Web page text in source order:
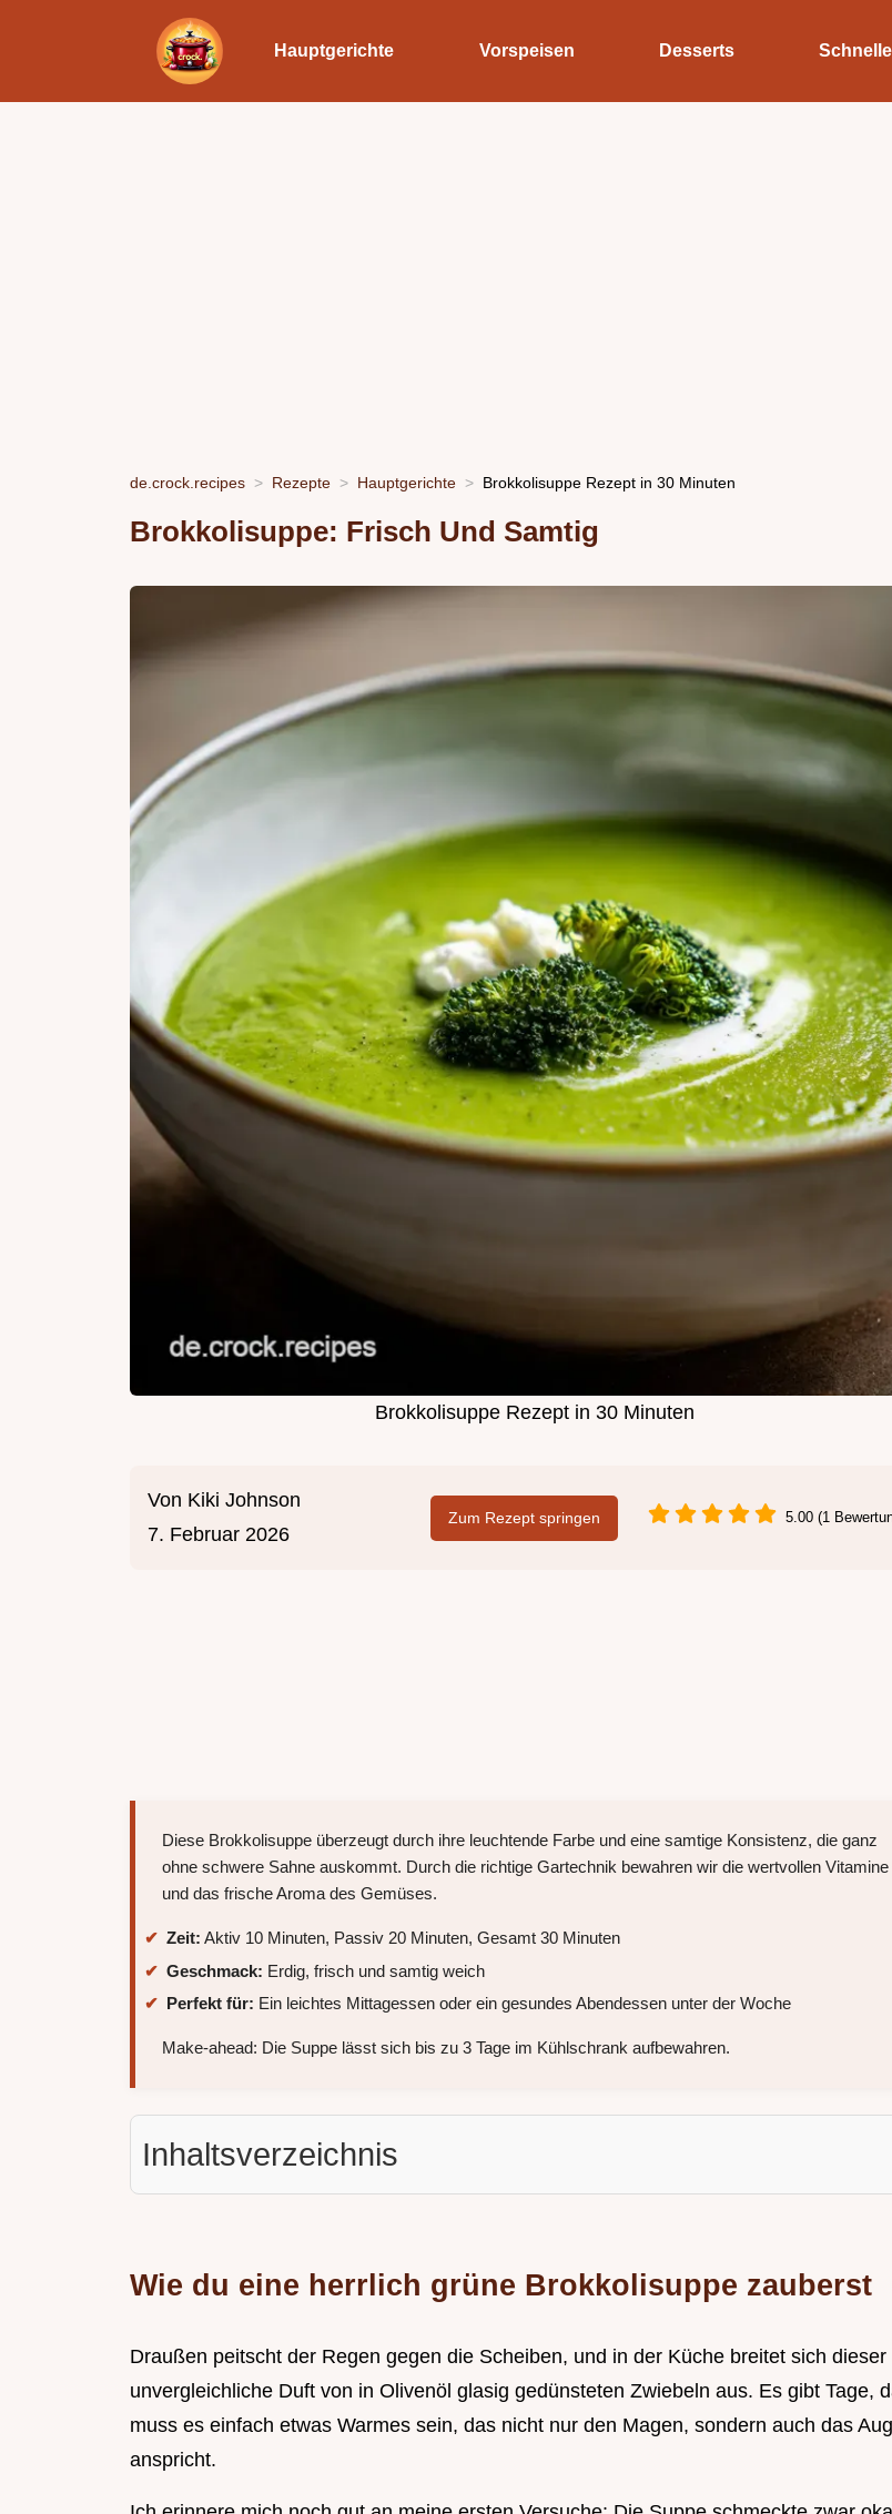
Hauptgerichte Vorspeisen Desserts
de.crock.recipes Rezepte Hauptgerichte Brokkolisuppe Rezept in 30 Minuten
Brokkolisuppe: Frisch Und Samtig
Brokkolisuppe Rezept in 30 Minuten
Von Kiki Johnson
7. Februar 2026
Zum Rezept springen 5.00 (1
Diese Brokkolisuppe überzeugt durch ihre leuchtende Farbe und eine samtige Konsistenz, die ganz
ohne schwere Sahne auskommt. Durch die richtige Gartechnik bewahren wir die wertvollen Vitamine
und das frische Aroma des Gemüses.
Zeit: Aktiv 10 Minuten, Passiv 20 Minuten, Gesamt 30 Minuten
Geschmack: Erdig, frisch und samtig weich
Perfekt für: Ein leichtes Mittagessen oder ein gesundes Abendessen unter der Woche
Make-ahead: Die Suppe lässt sich bis zu 3 Tage im Kühlschrank aufbewahren.
Inhaltsverzeichnis
Wie du eine herrlich grüne Brokkolisuppe zauberst
Draußen peitscht der Regen gegen die Scheiben, und in der Küche breitet sich dieser
unvergleichliche Duft von in Olivenöl glasig gedünsteten Zwiebeln aus. Es gibt Tage,
muss es einfach etwas Warmes sein, das nicht nur den Magen, sondern auch das
anspricht.